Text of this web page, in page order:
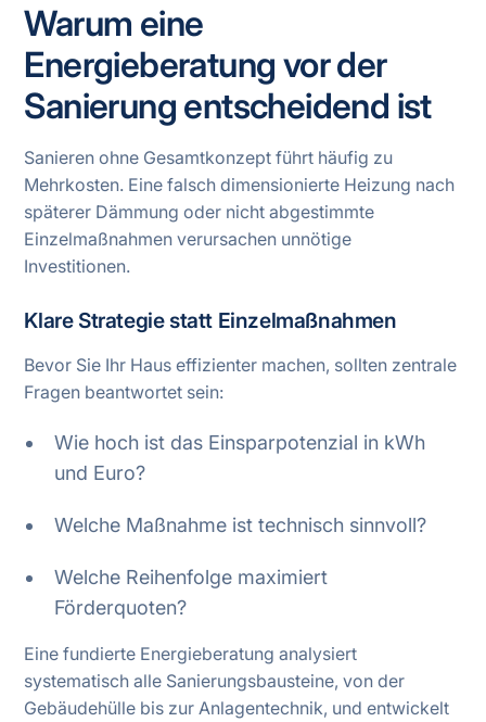
Warum eine
Energieberatung vor der
Sanierung entscheidend ist
Sanieren ohne Gesamtkonzept führt häufig zu
Mehrkosten. Eine falsch dimensionierte Heizung nach
späterer Dämmung oder nicht abgestimmte
Einzelmaßnahmen verursachen unnötige
Investitionen.
Klare Strategie statt Einzelmaßnahmen
Bevor Sie Ihr Haus effizienter machen, sollten zentrale
Fragen beantwortet sein:
Wie hoch ist das Einsparpotenzial in kWh
und Euro?
Welche Maßnahme ist technisch sinnvoll?
Welche Reihenfolge maximiert
Förderquoten?
Eine fundierte Energieberatung analysiert
systematisch alle Sanierungsbausteine, von der
Gebäudehülle bis zur Anlagentechnik, und entwickelt